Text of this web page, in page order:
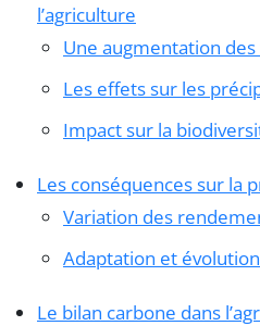
l’agriculture
Une augmentation
Les effets sur les
Impact sur la
Les conséquences sur la
Variation des
Adaptation et
Le bilan carbone dans